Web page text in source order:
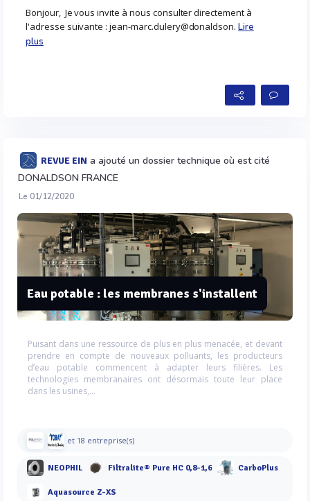
Bonjour, Je vous invite à nous consulter directement à
l'adresse suivante : jean-marc.dulery@donaldson.Lire
plus
REVUE EIN a ajouté un dossier technique où est cité
DONALDSON FRANCE
Le 01/12/2020
Eau potable : les membranes s'installent
Puisant dans une ressource de plus en plus menacée, et devant
prendre en compte de nouveaux polluants, les producteurs
d’eau potable commencent à adapter leurs filières. Les
technologies membranaires ont désormais toute leur place
dans les usines,...
et 18 entreprise(s)
NEOPHIL Filtralite® Pure HC 0,8-1,6 CarboPlus
Aquasource Z-XS